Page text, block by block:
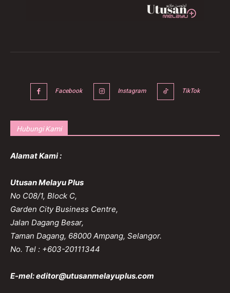
Facebook Instagram TikTok
Hubungi Kami
Alamat Kami :
Utusan Melayu Plus
No C08/1, Block C,
Garden City Business Centre,
Jalan Dagang Besar,
Taman Dagang, 68000 Ampang, Selangor.
No. Tel : +603-20111344
E-mel:editor@utusanmelayuplus.com